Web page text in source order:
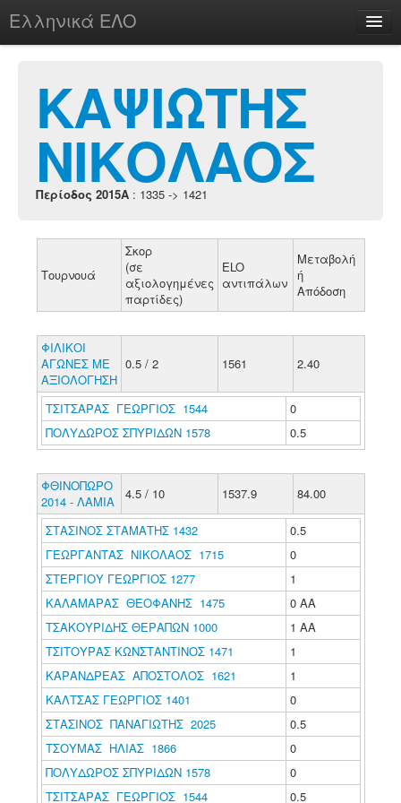
Ελληνικά ΕΛΟ
chesstu.be @ discord
Login
ΚΑΨΙΩΤΗΣ
ΝΙΚΟΛΑΟΣ
Περίοδος 2015A : 1335 -> 1421
Τουρνουά
Σκορ
(σε
αξιολογημένες
παρτίδες)
ELO
αντιπάλων
Μεταβολή
ή
Απόδοση
ΦΙΛΙΚΟΙ
ΑΓΩΝΕΣ ΜΕ
ΑΞΙΟΛΟΓΗΣΗ
0.5 / 2 1561 2.40
ΤΣΙΤΣΑΡΑΣ ΓΕΩΡΓΙΟΣ 1544
0
ΠΟΛΥΔΩΡΟΣ ΣΠΥΡΙΔΩΝ 1578
0.5
ΦΘΙΝΟΠΩΡΟ
2014 - ΛΑΜΙΑ
4.5 / 10 1537.9 84.00
ΣΤΑΣΙΝΟΣ ΣΤΑΜΑΤΗΣ 1432
0.5
ΓΕΩΡΓΑΝΤΑΣ ΝΙΚΟΛΑΟΣ 1715
0
ΣΤΕΡΓΙΟΥ ΓΕΩΡΓΙΟΣ 1277
1
ΚΑΛΑΜΑΡΑΣ ΘΕΟΦΑΝΗΣ 1475
0 ΑΑ
ΤΣΑΚΟΥΡΙΔΗΣ ΘΕΡΑΠΩΝ 1000
1 ΑΑ
ΤΣΙΤΟΥΡΑΣ ΚΩΝΣΤΑΝΤΙΝΟΣ 1471
1
ΚΑΡΑΝΔΡΕΑΣ ΑΠΟΣΤΟΛΟΣ 1621
1
ΚΑΛΤΣΑΣ ΓΕΩΡΓΙΟΣ 1401
0
ΣΤΑΣΙΝΟΣ ΠΑΝΑΓΙΩΤΗΣ 2025
0.5
ΤΣΟΥΜΑΣ ΗΛΙΑΣ 1866
0
ΠΟΛΥΔΩΡΟΣ ΣΠΥΡΙΔΩΝ 1578
0
ΤΣΙΤΣΑΡΑΣ ΓΕΩΡΓΙΟΣ 1544
0.5